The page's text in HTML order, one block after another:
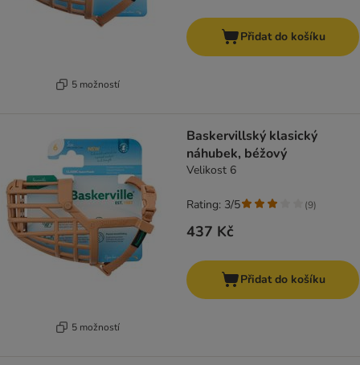
5 možností
Přidat do košíku
5 možností
Baskervillský klasický
náhubek, béžový
Velikost 6
437 Kč
Rating: 3/5 (9)
Přidat do košíku